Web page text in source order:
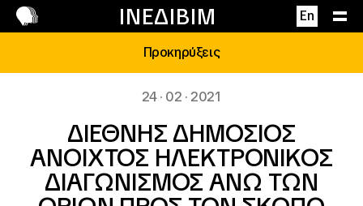
ΙΝΕΔΙΒΙΜ En
Επικοινωνία
Προκηρύξεις
24 · 02 · 2021
ΔΙΕΘΝΗΣ ΔΗΜΟΣΙΟΣ
ΑΝΟΙΧΤΟΣ ΗΛΕΚΤΡΟΝΙΚΟΣ
ΔΙΑΓΩΝΙΣΜΟΣ ΑΝΩ ΤΩΝ